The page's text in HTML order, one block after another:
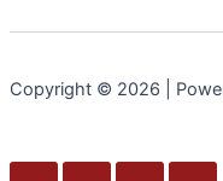
Copyright © 2026 |